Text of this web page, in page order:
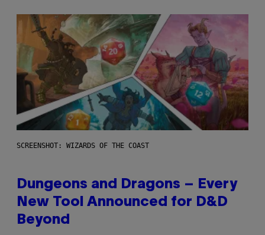
SCREENSHOT: WIZARDS OF THE COAST
Dungeons and Dragons – Every
New Tool Announced for D&D
Beyond